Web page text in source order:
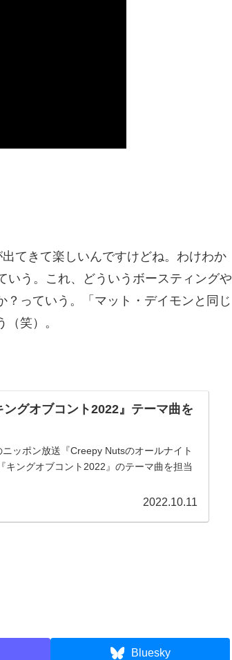
てきて楽しいんですけどね。わけわか
いう。これ、どういうボースティングや
っていう。「マット・デイモンと同じ
笑）。
グオブコント2022』テーマ曲を
ッポン放送『Creepy Nutsのオールナイト
キングオブコント2022』のテーマ曲を担当
2022.10.11
Bluesky